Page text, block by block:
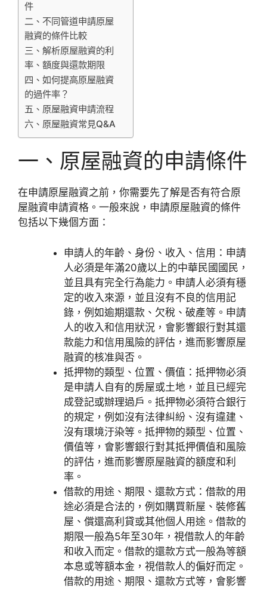
件
二、不同管道申請原屋
融資的條件比較
三、解析原屋融資的利
率、額度與還款期限
四、如何提高原屋融資
的過件率？
五、原屋融資申請流程
六、原屋融資常見Q&A
一、原屋融資的申請條件
在申請原屋融資之前，你需要先了解是否有符合原
屋融資申請資格。一般來說，申請原屋融資的條件
包括以下幾個方面：
申請人的年齡、身份、收入、信用：申請
人必須是年滿20歲以上的中華民國國民，
並且具有完全行為能力。申請人必須有穩
定的收入來源，並且沒有不良的信用記
錄，例如逾期還款、欠稅、破產等。申請
人的收入和信用狀況，會影響銀行對其還
款能力和信用風險的評估，進而影響原屋
融資的核准與否。
抵押物的類型、位置、價值：抵押物必須
是申請人自有的房屋或土地，並且已經完
成登記或辦理過戶。抵押物必須符合銀行
的規定，例如沒有法律糾紛、沒有違建、
沒有環境汙染等。抵押物的類型、位置、
價值等，會影響銀行對其抵押價值和風險
的評估，進而影響原屋融資的額度和利
率。
借款的用途、期限、還款方式：借款的用
途必須是合法的，例如購買新屋、裝修舊
屋、償還高利貸或其他個人用途。借款的
期限一般為5年至30年，視借款人的年齡
和收入而定。借款的還款方式一般為等額
本息或等額本金，視借款人的偏好而定。
借款的用途、期限、還款方式等，會影響